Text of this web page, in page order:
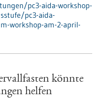
pc3-aida-workshop-
pc3-aida-
workshop-am-2-april-
könnte
helfen